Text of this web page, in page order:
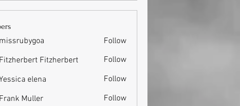
Follow
Fitzherbert
Follow
elena
Follow
Muller
Follow